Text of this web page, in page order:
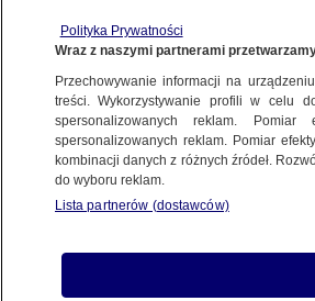
7.05.2015, 09:42
Udostępnij
Polityka Prywatności
Wraz z naszymi partnerami
Przechowywanie informacji na
treści. Wykorzystywanie profili w celu
spersonalizowanych reklam.
spersonalizowanych reklam. Pomiar
kombinacji danych z różnych źródeł.
do wyboru reklam.
Lista partnerów (dostawców)